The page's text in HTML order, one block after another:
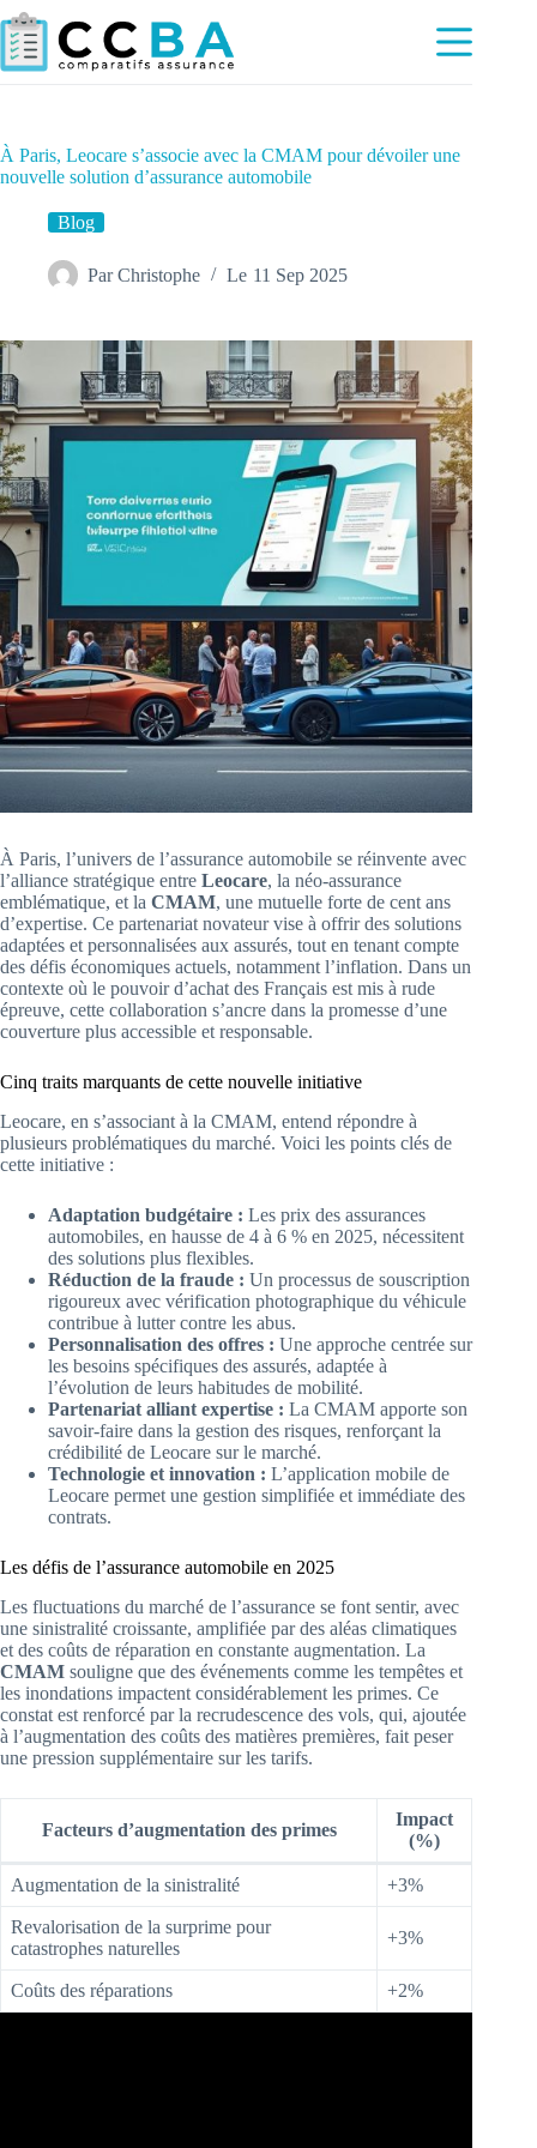
Passer
au
contenu
À Paris, Leocare s’associe avec la CMAM pour dévoiler une
nouvelle solution d’assurance automobile
Blog
Par Christophe Le 11 Sep 2025
À Paris, l’univers de l’assurance automobile se réinvente avec
l’alliance stratégique entre Leocare, la néo-assurance
emblématique, et la CMAM, une mutuelle forte de cent ans
d’expertise. Ce partenariat novateur vise à offrir des solutions
adaptées et personnalisées aux assurés, tout en tenant compte
des défis économiques actuels, notamment l’inflation. Dans un
contexte où le pouvoir d’achat des Français est mis à rude
épreuve, cette collaboration s’ancre dans la promesse d’une
couverture plus accessible et responsable.
Cinq traits marquants de cette nouvelle initiative
Leocare, en s’associant à la CMAM, entend répondre à
plusieurs problématiques du marché. Voici les points clés de
cette initiative :
Adaptation budgétaire : Les prix des assurances
automobiles, en hausse de 4 à 6 % en 2025, nécessitent
des solutions plus flexibles.
Réduction de la fraude : Un processus de souscription
rigoureux avec vérification photographique du véhicule
contribue à lutter contre les abus.
Personnalisation des offres : Une approche centrée sur
les besoins spécifiques des assurés, adaptée à
l’évolution de leurs habitudes de mobilité.
Partenariat alliant expertise : La CMAM apporte son
savoir-faire dans la gestion des risques, renforçant la
crédibilité de Leocare sur le marché.
Technologie et innovation : L’application mobile de
Leocare permet une gestion simplifiée et immédiate des
contrats.
Les défis de l’assurance automobile en 2025
Les fluctuations du marché de l’assurance se font sentir, avec
une sinistralité croissante, amplifiée par des aléas climatiques
et des coûts de réparation en constante augmentation. La
CMAM souligne que des événements comme les tempêtes et
les inondations impactent considérablement les primes. Ce
constat est renforcé par la recrudescence des vols, qui, ajoutée
à l’augmentation des coûts des matières premières, fait peser
une pression supplémentaire sur les tarifs.
Facteurs d’augmentation des primes
Impact
(%)
Augmentation de la sinistralité +3%
Revalorisation de la surprime pour
catastrophes naturelles
+3%
Coûts des réparations +2%